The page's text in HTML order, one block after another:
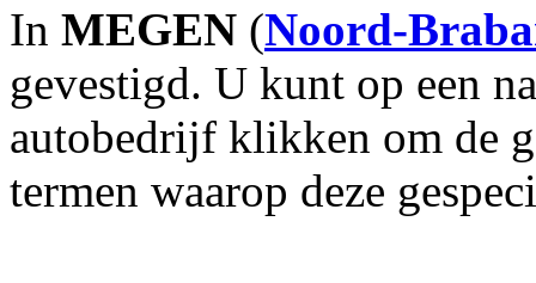
In MEGEN (Noord-
gevestigd. U kunt op een
autobedrijf klikken om de
termen waarop deze